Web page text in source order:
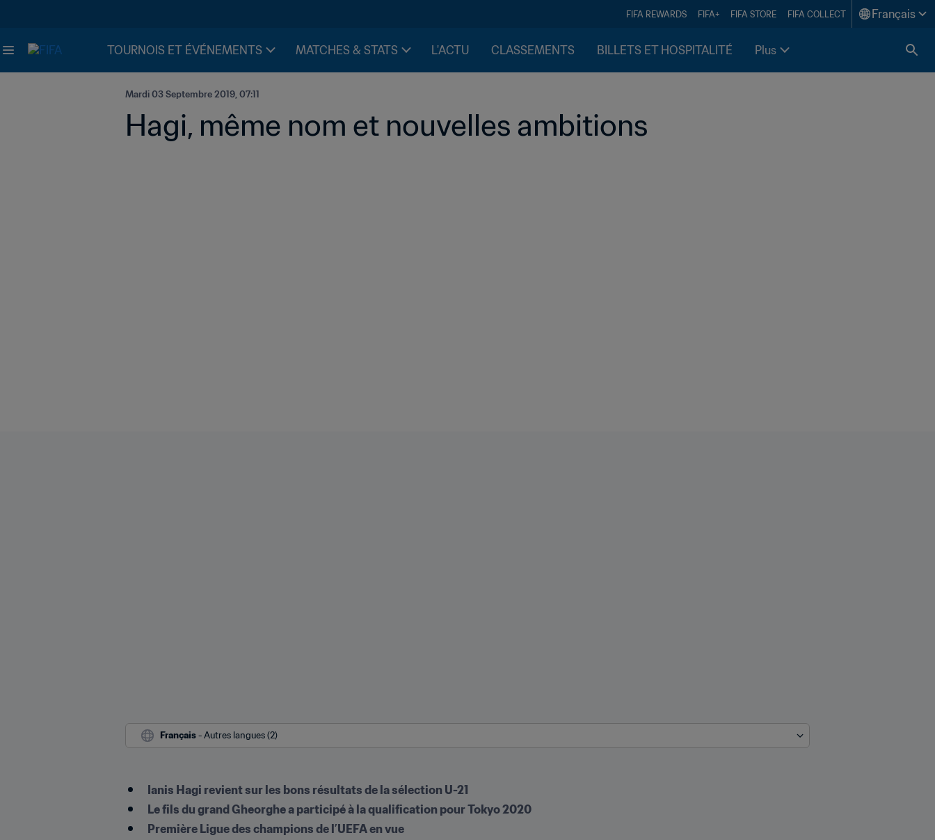
FIFA REWARDS FIFA+ FIFA STORE FIFA COLLECT Français
TOURNOIS ET ÉVÉNEMENTS MATCHES & STATS L'ACTU CLASSEMENTS BILLETS ET HOSPITALITÉ Plus
Mardi 03 Septembre 2019, 07:11
Hagi, même nom et nouvelles ambitions
Français - Autres langues (2)
Ianis Hagi revient sur les bons résultats de la sélection U-21
Le fils du grand Gheorghe a participé à la qualification pour Tokyo 2020
Première Ligue des champions de l’UEFA en vue